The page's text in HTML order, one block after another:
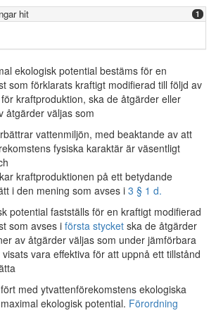
hit 1
ekologisk potential bestäms för en
som förklarats kraftigt modifierad till följd av
kraftproduktion, ska de åtgärder eller
åtgärder väljas som
vattenmiljön, med beaktande av att
fysiska karaktär är väsentligt
kraftproduktionen på ett betydande
i den mening som avses i 3 § 1 d.
potential fastställs för en kraftigt modifierad
som avses iförsta stycket ska de åtgärder
av åtgärder väljas som under jämförbara
vara effektiva för att uppnå ett tillstånd
med ytvattenförekomstens ekologiska
ekologisk potential. Förordning